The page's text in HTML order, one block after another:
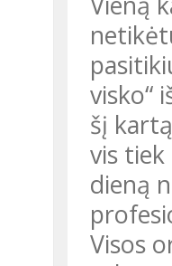
visko“
šį
vis
dieną
Visos